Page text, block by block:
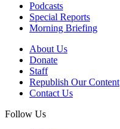
Podcasts
Special Reports
Morning Briefing
About Us
Donate
Staff
Republish Our Content
Contact Us
Follow Us